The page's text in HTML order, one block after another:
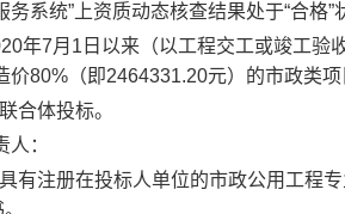
务系统”上资质动态核查结果处于“合格”
年7月1日以来（以工程交工或竣工验
价80%（即2464331.20元）的市政类项
合体投标。
人：
有注册在投标人单位的市政公用工程
。